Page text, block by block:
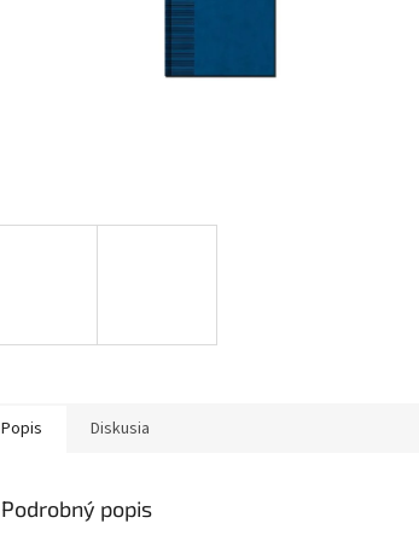
Popis Diskusia
Podrobný popis